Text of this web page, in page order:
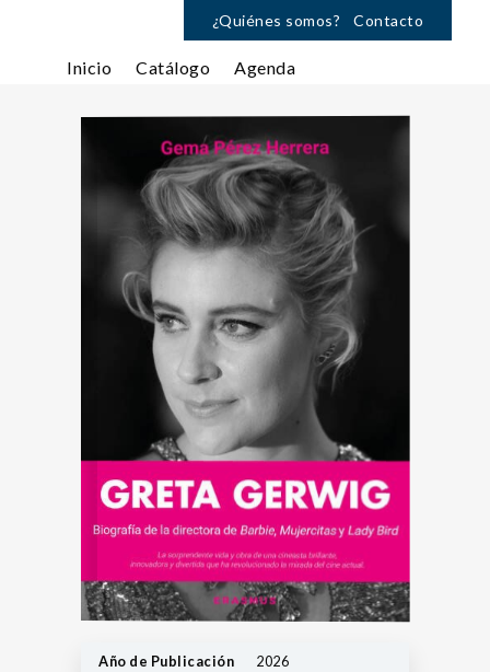
¿Quiénes somos? Contacto
Inicio Catálogo Agenda
Año de Publicación 2026